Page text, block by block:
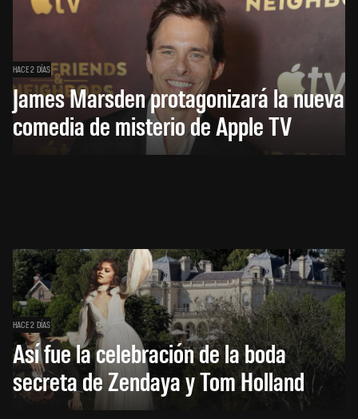
HACE 2 DÍAS
James Marsden protagonizará la nueva
comedia de misterio de Apple TV
HACE 2 DÍAS
Así fue la celebración de la boda
secreta de Zendaya y Tom Holland